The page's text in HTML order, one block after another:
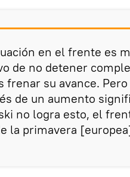
en el frente es
de no detener
frenar su avance.
de un aumento
no logra esto, el
la primavera